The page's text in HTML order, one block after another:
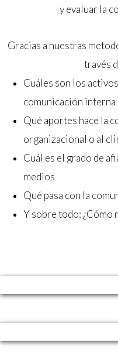
y evaluar la
Gracias a nuestras
través
Cuáles son los
comunicación interna
Qué aportes hace la
organizacional o al
Cuál es el grado de
medios
Qué pasa con la
Y sobre todo: ¿Cómo